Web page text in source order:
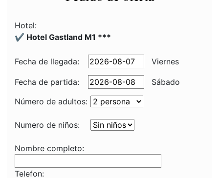
Hotel:
✔️ Hotel Gastland M1 ***
Fecha de llegada: Viernes
Fecha de partida:
Sábado
Número de adultos:
Numero de niños:
Nombre completo:
Telefon: